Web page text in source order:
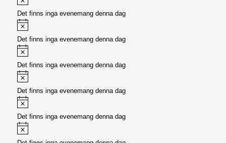
Det finns inga evenemang denna dag
Det finns inga evenemang denna dag
Det finns inga evenemang denna dag
Det finns inga evenemang denna dag
Det finns inga evenemang denna dag